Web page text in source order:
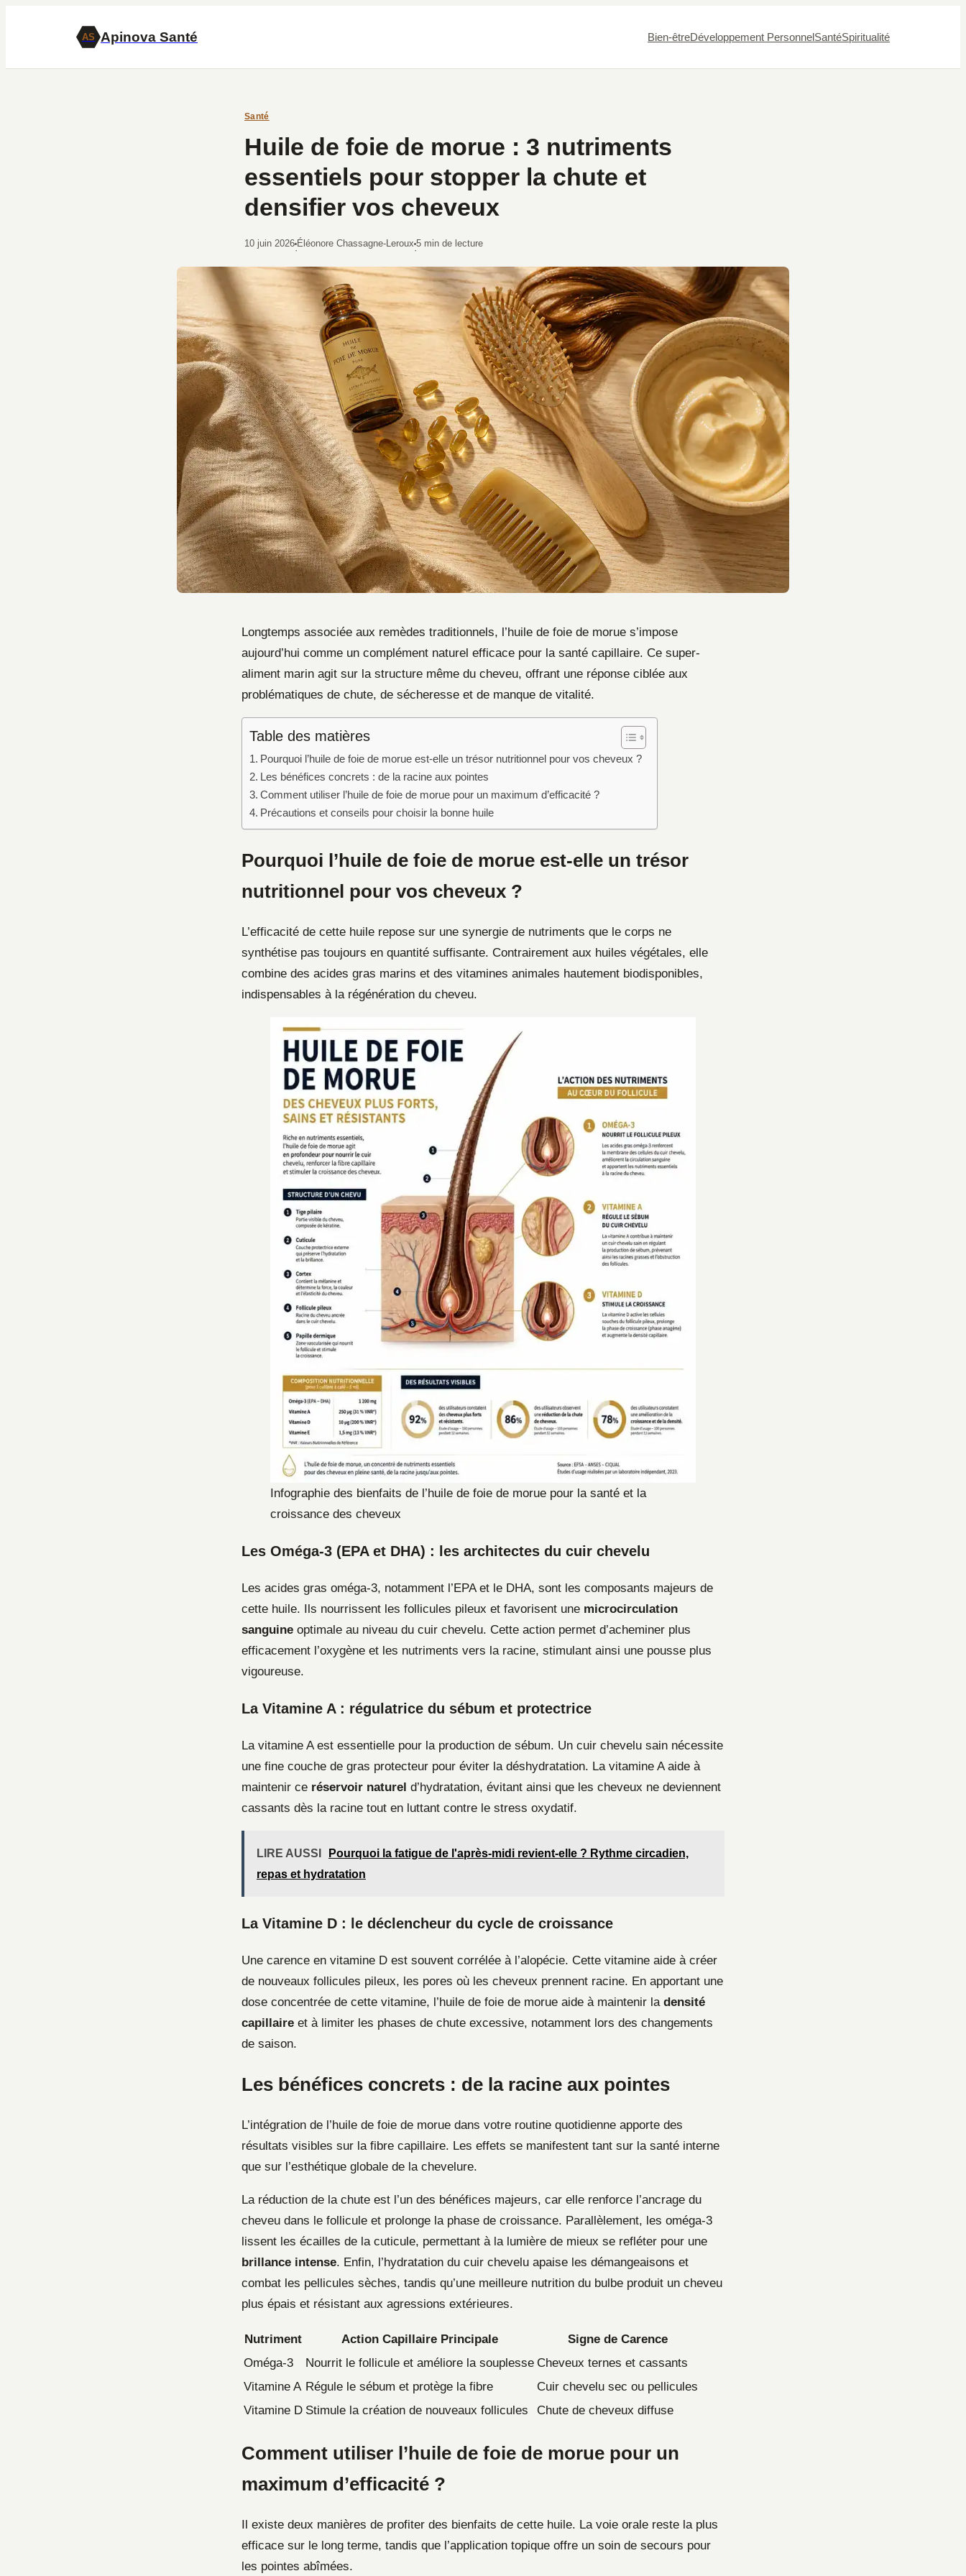
AS Apinova Santé Bien-êtreDéveloppement PersonnelSantéSpiritualité
Santé
Huile de foie de morue : 3 nutriments
essentiels pour stopper la chute et
densifier vos cheveux
10 juin 2026
·
Éléonore Chassagne-Leroux
·
5 min de lecture
Longtemps associée aux remèdes traditionnels, l’huile de foie de morue s’impose
aujourd’hui comme un complément naturel efficace pour la santé capillaire. Ce super-
aliment marin agit sur la structure même du cheveu, offrant une réponse ciblée aux
problématiques de chute, de sécheresse et de manque de vitalité.
Table des matières
Pourquoi l’huile de foie de morue est-elle un trésor nutritionnel pour vos cheveux ?
Les bénéfices concrets : de la racine aux pointes
Comment utiliser l’huile de foie de morue pour un maximum d’efficacité ?
Précautions et conseils pour choisir la bonne huile
Pourquoi l’huile de foie de morue est-elle un trésor
nutritionnel pour vos cheveux ?
L’efficacité de cette huile repose sur une synergie de nutriments que le corps ne
synthétise pas toujours en quantité suffisante. Contrairement aux huiles végétales, elle
combine des acides gras marins et des vitamines animales hautement biodisponibles,
indispensables à la régénération du cheveu.
Infographie des bienfaits de l’huile de foie de morue pour la santé et la
croissance des cheveux
Les Oméga-3 (EPA et DHA) : les architectes du cuir chevelu
Les acides gras oméga-3, notamment l’EPA et le DHA, sont les composants majeurs de
cette huile. Ils nourrissent les follicules pileux et favorisent une microcirculation
sanguine optimale au niveau du cuir chevelu. Cette action permet d’acheminer plus
efficacement l’oxygène et les nutriments vers la racine, stimulant ainsi une pousse plus
vigoureuse.
La Vitamine A : régulatrice du sébum et protectrice
La vitamine A est essentielle pour la production de sébum. Un cuir chevelu sain nécessite
une fine couche de gras protecteur pour éviter la déshydratation. La vitamine A aide à
maintenir ce réservoir naturel d’hydratation, évitant ainsi que les cheveux ne deviennent
cassants dès la racine tout en luttant contre le stress oxydatif.
LIRE AUSSI
Pourquoi la fatigue de l'après-midi revient-elle ? Rythme circadien,
repas et hydratation
La Vitamine D : le déclencheur du cycle de croissance
Une carence en vitamine D est souvent corrélée à l’alopécie. Cette vitamine aide à créer
de nouveaux follicules pileux, les pores où les cheveux prennent racine. En apportant une
dose concentrée de cette vitamine, l’huile de foie de morue aide à maintenir la densité
capillaire et à limiter les phases de chute excessive, notamment lors des changements
de saison.
Les bénéfices concrets : de la racine aux pointes
L’intégration de l’huile de foie de morue dans votre routine quotidienne apporte des
résultats visibles sur la fibre capillaire. Les effets se manifestent tant sur la santé interne
que sur l’esthétique globale de la chevelure.
La réduction de la chute est l’un des bénéfices majeurs, car elle renforce l’ancrage du
cheveu dans le follicule et prolonge la phase de croissance. Parallèlement, les oméga-3
lissent les écailles de la cuticule, permettant à la lumière de mieux se refléter pour une
brillance intense. Enfin, l’hydratation du cuir chevelu apaise les démangeaisons et
combat les pellicules sèches, tandis qu’une meilleure nutrition du bulbe produit un cheveu
plus épais et résistant aux agressions extérieures.
Nutriment Action Capillaire Principale
Signe de Carence
Oméga-3
Nourrit le follicule et améliore la souplesse Cheveux ternes et cassants
Vitamine A Régule le sébum et protège la fibre
Cuir chevelu sec ou pellicules
Vitamine D Stimule la création de nouveaux follicules Chute de cheveux diffuse
Comment utiliser l’huile de foie de morue pour un
maximum d’efficacité ?
Il existe deux manières de profiter des bienfaits de cette huile. La voie orale reste la plus
efficace sur le long terme, tandis que l’application topique offre un soin de secours pour
les pointes abîmées.